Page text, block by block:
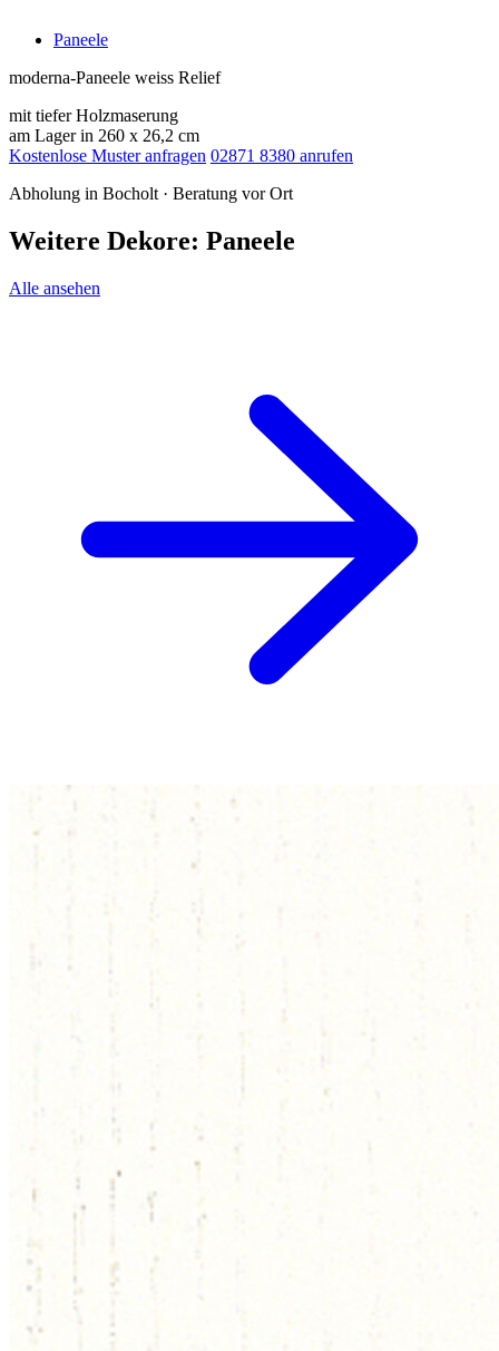
Paneele
moderna-Paneele weiss Relief
mit tiefer Holzmaserung
am Lager in 260 x 26,2 cm
Kostenlose Muster anfragen 02871 8380 anrufen
Abholung in Bocholt · Beratung vor Ort
Weitere Dekore: Paneele
Alle ansehen